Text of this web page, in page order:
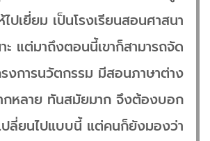
ไปเยี่ยม เป็นโรงเรียนสอนศาสนา
ะ แต่มาถึงตอนนี้เขาก็สามารถจัด
งการนวัตกรรม มีสอนภาษาต่าง
กหลาย ทันสมัยมาก จึงต้องบอก
ปลี่ยนไปแบบนี้ แต่คนก็ยังมองว่า